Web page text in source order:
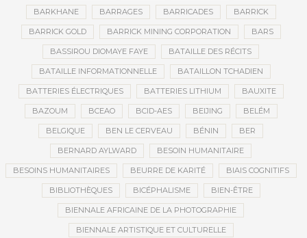
BARKHANE BARRAGES BARRICADES BARRICK
BARRICK GOLD BARRICK MINING CORPORATION BARS
BASSIROU DIOMAYE FAYE BATAILLE DES RÉCITS
BATAILLE INFORMATIONNELLE BATAILLON TCHADIEN
BATTERIES ÉLECTRIQUES BATTERIES LITHIUM BAUXITE
BAZOUM BCEAO BCID-AES BEIJING BELÉM
BELGIQUE BEN LE CERVEAU BÉNIN BER
BERNARD AYLWARD BESOIN HUMANITAIRE
BESOINS HUMANITAIRES BEURRE DE KARITÉ BIAIS COGNITIFS
BIBLIOTHÈQUES BICÉPHALISME BIEN-ÊTRE
BIENNALE AFRICAINE DE LA PHOTOGRAPHIE
BIENNALE ARTISTIQUE ET CULTURELLE